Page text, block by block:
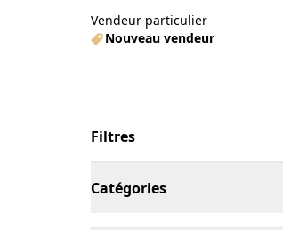
Vendeur particulier
Nouveau vendeur
Filtres
Catégories